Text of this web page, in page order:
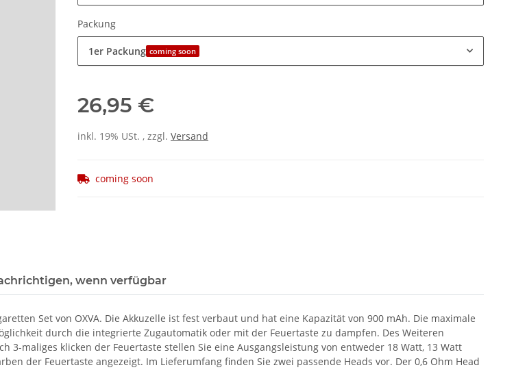
Packung
1er Packung coming soon
26,95 €
inkl. 19% USt. , zzgl. Versand
coming soon
wenn verfügbar
Set von OXVA. Die Akkuzelle ist fest verbaut und hat eine Kapazität von 900 mAh. Die maximale
durch die integrierte Zugautomatik oder mit der Feuertaste zu dampfen. Des Weiteren
3-maliges klicken der Feuertaste stellen Sie eine Ausgangsleistung von entweder 18 Watt, 13 Watt
der Feuertaste angezeigt. Im Lieferumfang finden Sie zwei passende Heads vor. Der 0,6 Ohm Head